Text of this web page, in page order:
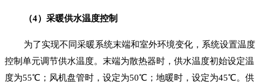
（4）采暖供水温度控制
为了实现不同采暖系统末端和室外环境变化，系统设置温度
控制单元调节供水温度。末端为散热器时，供水温度初始设定温
度为55℃；风机盘管时，设定为50℃；地暖时，设定为45℃。供